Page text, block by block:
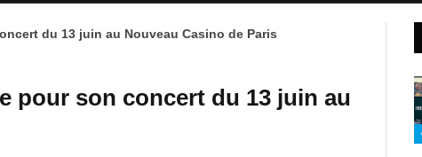
du 13 juin au Nouveau Casino de Paris
pour son concert du 13 juin au